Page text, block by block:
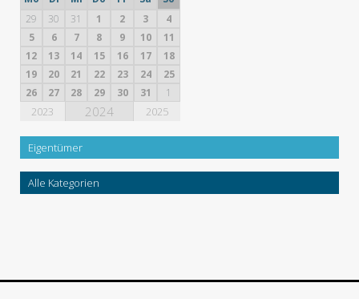
29
30 31 1 2 3
4
5
6 7 8 9 10
11
12
13 14 15 16 17
18
19
20 21 22 23 24
25
26
27 28 29 30 31 1
2023 2024 2025
Eigentümer
Alle Kategorien